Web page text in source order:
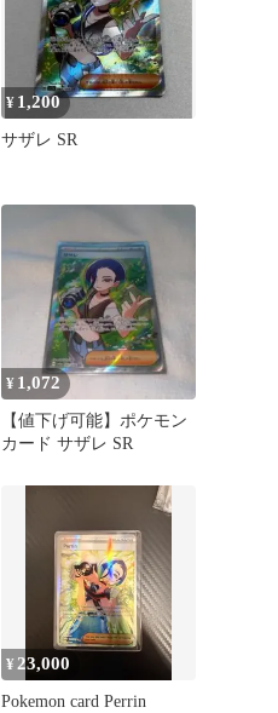
¥ 1,200
サザレ SR
¥ 1,072
【値下げ可能】ポケモン
カード サザレ SR
¥ 23,000
Pokemon card Perrin